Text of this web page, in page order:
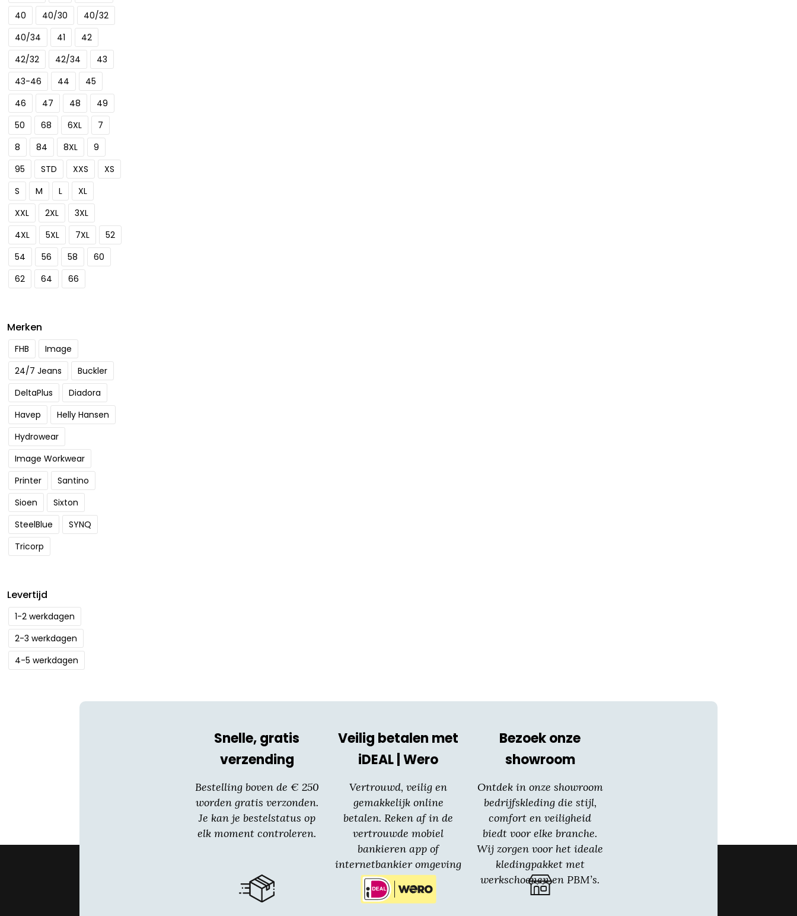
40
40/30
40/32
40/34
41
42
42/32
42/34
43
43-46
44
45
46
47 48
49
50
68 6XL
7
8
84 8XL
9
95
STD XXS
XS
S
M L
XL
XXL
2XL
3XL
4XL
5XL 7XL
52
54
56 58
60
62
64 66
Merken
FHB
Image
24/7 Jeans
Buckler
DeltaPlus
Diadora
Havep
Helly Hansen
Hydrowear
Image Workwear
Printer
Santino
Sioen
Sixton
SteelBlue
SYNQ
Tricorp
Levertijd
1-2 werkdagen
2-3 werkdagen
4-5 werkdagen
Snelle, gratis
verzending
Bestelling boven de € 250
worden gratis verzonden.
Je kan je bestelstatus op
elk moment controleren.
Veilig betalen met
iDEAL | Wero
Vertrouwd, veilig en
gemakkelijk online
betalen. Reken af in de
vertrouwde mobiel
bankieren app of
internetbankier omgeving
van jouw bank.
Bezoek onze
showroom
Ontdek in onze showroom
bedrijfskleding die stijl,
comfort en veiligheid
biedt voor elke branche.
Wij zorgen voor het ideale
kledingpakket met
werkschoenen en PBM’s.